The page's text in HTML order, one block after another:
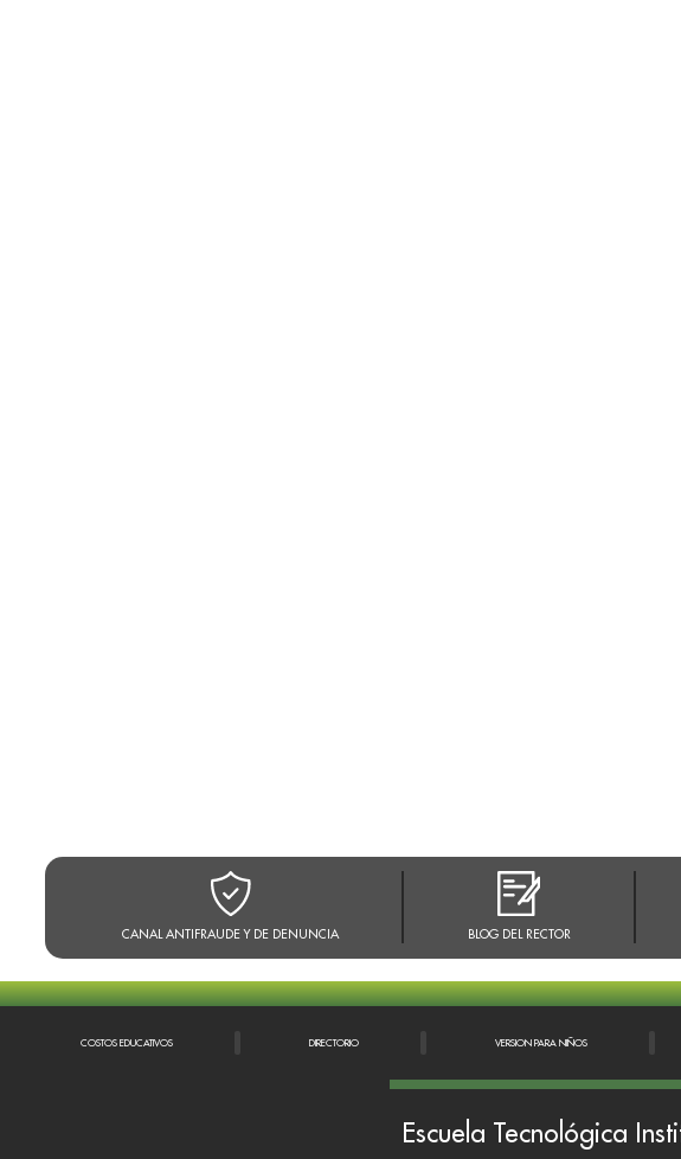
CANAL ANTIFRAUDE Y DE DENUNCIA BLOG DEL RECTOR
COSTOS EDUCATIVOS DIRECTORIO VERSION PARA NIÑOS
Escuela Tecnológica